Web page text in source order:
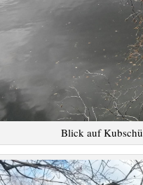
Blick auf